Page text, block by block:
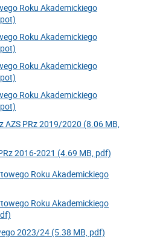
Roku Akademickiego
Roku Akademickiego
Roku Akademickiego
Roku Akademickiego
AZS PRz 2019/2020 (8.06 MB,
2016-2021 (4.69 MB, pdf)
Roku Akademickiego
Roku Akademickiego
2023/24 (5.38 MB, pdf)